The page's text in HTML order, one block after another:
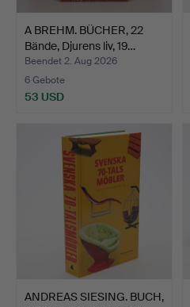
A BREHM. BÜCHER, 22
Bände, Djurens liv, 19…
Beendet 2. Aug 2026
6 Gebote
53 USD
ANDREAS SIESING. BUCH,